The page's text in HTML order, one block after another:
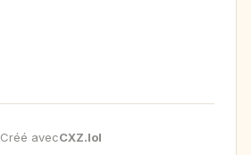
Créé avecCXZ.lol